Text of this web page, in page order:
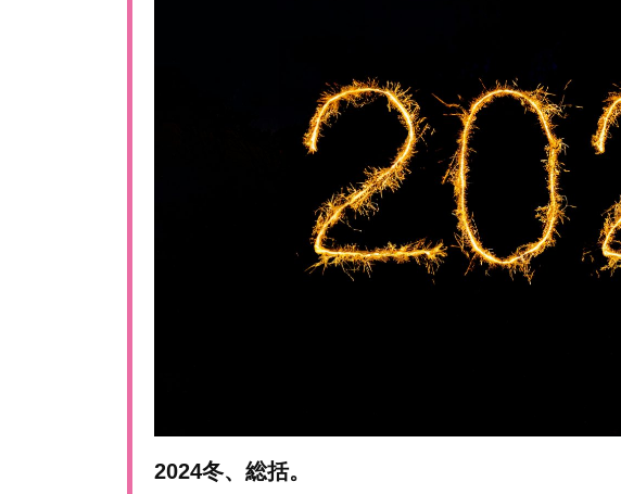
2024冬、総括。